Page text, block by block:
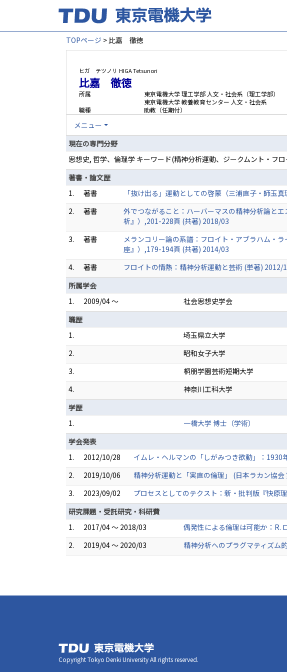
TOPページ > 比嘉 徹徳
ヒガ テツノリ HIGA Tetsunori
比嘉 徹徳
所属
東京電機大学 理工学部 人文・社会系（理工学部）
東京電機大学 教養教育センター 人文・社会系
職種
助教（任期付）
メニュー
現在の専門分野
思想史, 哲学、倫理学 キーワード(精神分析運動、ジークムント・フ
著書・論文歴
1.
著書
「抜け出る」運動としての啓蒙（三浦直子・師玉
2.
著書
外でつながること：ハーバーマスの精神分析論と
析』）,201-228頁 (共著) 2018/03
3.
著書
メランコリー論の系譜：フロイト・アブラハム・
座』）,179-194頁 (共著) 2014/03
4.
著書
フロイトの情熱：精神分析運動と芸術 (単著) 2012/
所属学会
1.
2009/04 ～
社会思想史学会
職歴
1.
埼玉県立大学
2.
昭和女子大学
3.
桐朋学園芸術短期大学
4.
神奈川工科大学
学歴
1.
一橋大学 博士（学術）
学会発表
1.
2012/10/28
イムレ・ヘルマンの「しがみつき欲動」：
2.
2019/10/06
精神分析運動と「実直の倫理」 (日本ラカン協
3.
2023/09/02
プロセスとしてのテクスト：新・批判版『快原
研究課題・受託研究・科研費
1.
2017/04 ～ 2018/03
偶発性による倫理は可能か：R.
2.
2019/04 ～ 2020/03 精神分析へのプラグマティズム
Copyright Tokyo Denki University All rights reserved.